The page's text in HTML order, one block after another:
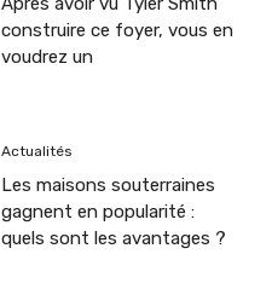
construire ce foyer, vous en
voudrez un
Actualités
Les maisons souterraines
gagnent en popularité :
quels sont les avantages ?